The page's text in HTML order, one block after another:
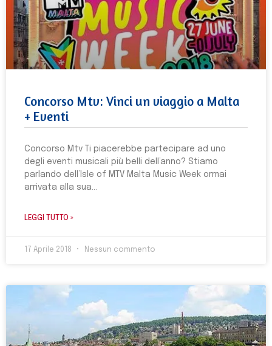
Concorso Mtv: Vinci un viaggio a Malta
+ Eventi
Concorso Mtv Ti piacerebbe partecipare ad uno
degli eventi musicali più belli dell’anno? Stiamo
parlando dell’Isle of MTV Malta Music Week ormai
arrivata alla sua
LEGGI TUTTO »
17 Aprile 2018 Nessun commento